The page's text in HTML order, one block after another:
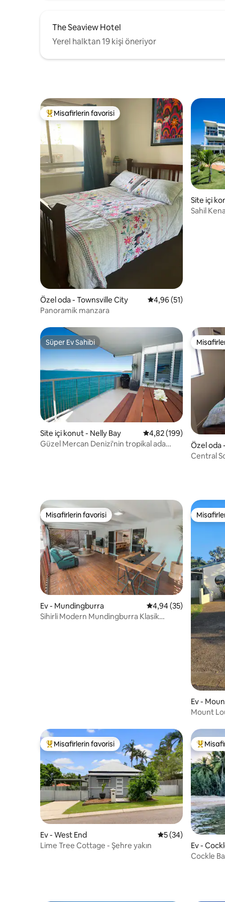
The Seaview Hotel
Yerel halktan 19 kişi öneriyor
Misafirlerin favorilerinden en beğenilenler arasında
Misafirlerin favorisi
Özel oda - Townsville City 5 üzerinden ortalama
4,96 (51)
Panoramik manzara
Site içi
Sahil
Süper Ev Sahibi
Süper Ev Sahibi
Site içi konut - Nelly Bay 5 üzerinden ortalama
4,82 (199)
Güzel Mercan Denizi'nin tropikal ada
Özel oda
Central
Misafirlerin favorisi
Misafirlerin favorisi
Ev - Mundingburra 5 üzerinden ortalama
4,94 (35)
Sihirli Modern Mundingburra Klasik
Ev -
Mount
Misafirlerin favorilerinden en beğenilenler arasında
Misafirlerin favorisi
Ev - West End 5 üzerinden
5 (34)
Lime Tree Cottage - Şehre yakın
Ev -
Cockle